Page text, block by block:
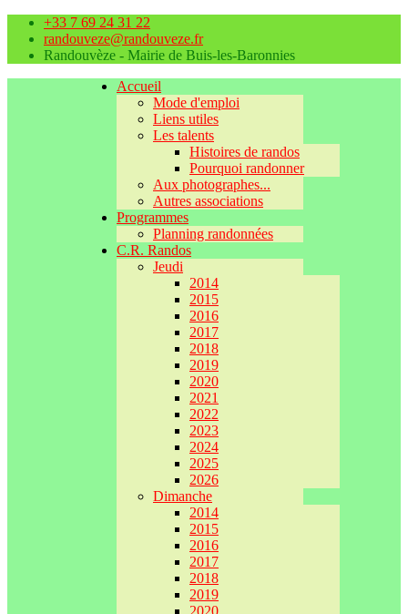
+33 7 69 24 31 22
randouveze@randouveze.fr
Randouvèze - Mairie de Buis-les-Baronnies
Accueil
Mode d'emploi
Liens utiles
Les talents
Histoires de randos
Pourquoi randonner
Aux photographes...
Autres associations
Programmes
Planning randonnées
C.R. Randos
Jeudi
2014
2015
2016
2017
2018
2019
2020
2021
2022
2023
2024
2025
2026
Dimanche
2014
2015
2016
2017
2018
2019
2020